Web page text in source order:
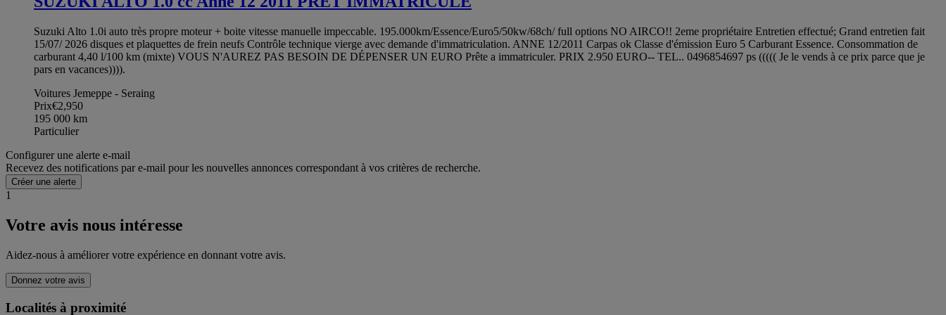
Suzuki Alto 1.0i auto très propre moteur + boite vitesse manuelle impeccable. 195.000km/Essence/Euro5/50kw/68ch/ full options NO AIRCO!! 2eme propriétaire Entretien effectué; Grand entretien fait
15/07/ 2026 disques et plaquettes de frein neufs Contrôle technique vierge avec demande d'immatriculation. ANNE 12/2011 Carpas ok Classe d'émission Euro 5 Carburant Essence. Consommation de
carburant 4,40 l/100 km (mixte) VOUS N'AUREZ PAS BESOIN DE DÉPENSER UN EURO Prête a immatriculer. PRIX 2.950 EURO-- TEL.. 0496854697 ps ((((( Je le vends à ce prix parce que je
pars en vacances)))).
Voitures Jemeppe - Seraing
Prix€2,950
195 000 km
Particulier
Configurer une alerte e-mail
Recevez des notifications par e-mail pour les nouvelles annonces correspondant à vos critères de recherche.
Créer une alerte
1
Votre avis nous intéresse
Aidez-nous à améliorer votre expérience en donnant votre avis.
Donnez votre avis
Localités à proximité